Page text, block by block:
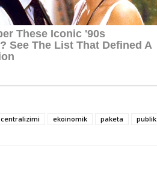
centralizimi ekoinomik paketa publik